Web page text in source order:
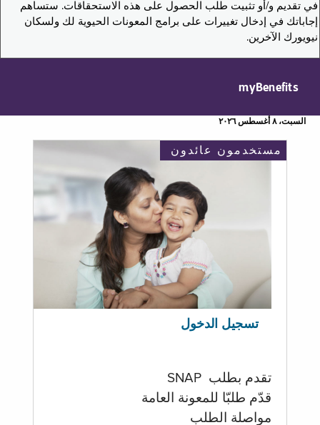
في تقديم و/أو تثبيت طلب الحصول على هذه الاستحقاقات. ستساهم
إجاباتك في إدخال تغييرات على برامج المعونات الحيوية لك ولسكان
نيويورك الآخرين.
myBenefits
السبت، ٨ أغسطس ٢٠٢٦
مستخدمون عائدون
تسجيل الدخول
تقدم بطلب SNAP
قدّم طلبّا للمعونة العامة
مواصلة الطلب